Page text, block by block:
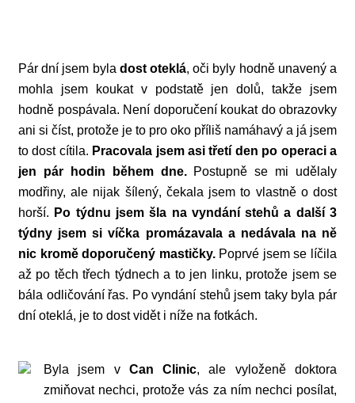
Pár dní jsem byla dost oteklá, oči byly hodně unavený a
mohla jsem koukat v podstatě jen dolů, takže jsem
hodně pospávala. Není doporučení koukat do obrazovky
ani si číst, protože je to pro oko příliš namáhavý a já jsem
to dost cítila. Pracovala jsem asi třetí den po operaci a
jen pár hodin během dne. Postupně se mi udělaly
modřiny, ale nijak šílený, čekala jsem to vlastně o dost
horší. Po týdnu jsem šla na vyndání stehů a další 3
týdny jsem si víčka promázavala a nedávala na ně
nic kromě doporučený mastičky. Poprvé jsem se líčila
až po těch třech týdnech a to jen linku, protože jsem se
bála odličování řas. Po vyndání stehů jsem taky byla pár
dní oteklá, je to dost vidět i níže na fotkách.
Byla jsem vCan Clinic, ale vyloženě doktora
zmiňovat nechci, protože vás za ním nechci posílat,